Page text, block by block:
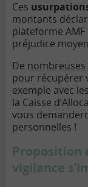
Ces
montants
plateforme
préjudice
De
pour récupérer
exemple avec
la Caisse
vous
personnelles !
Proposition
vigilance